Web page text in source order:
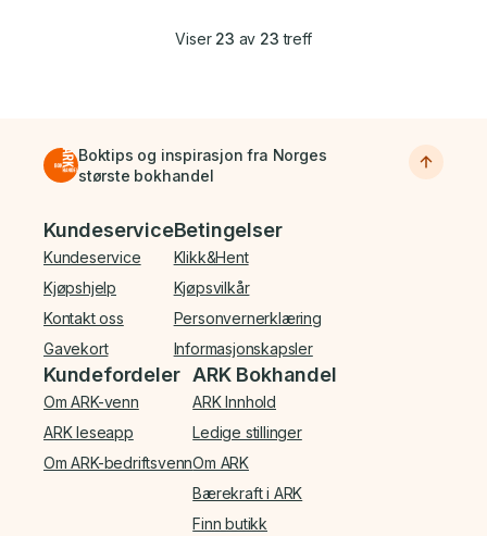
Viser 23 av 23 treff
Boktips og inspirasjon fra Norges
største bokhandel
Bunnmeny
Kundeservice
Kundeservice
Kjøpshjelp
Kontakt oss
Gavekort
Betingelser
Klikk&Hent
Kjøpsvilkår
Personvernerklæring
Informasjonskapsler
Kundefordeler
Om ARK-venn
ARK leseapp
Om ARK-bedriftsvenn
ARK Bokhandel
ARK Innhold
Ledige stillinger
Om ARK
Bærekraft i ARK
Finn butikk